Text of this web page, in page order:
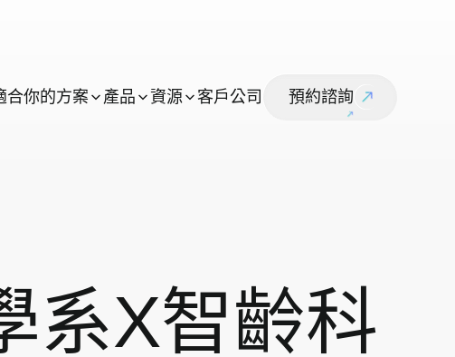
合你的方案 產品 資源 客戶公司 預約諮詢
系X智齡科